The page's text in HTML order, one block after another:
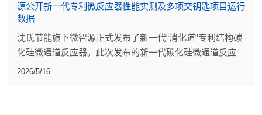
源公开新一代专利微反应器性能实测及多项交钥匙项目运行
数据
沈氏节能旗下微智源正式发布了新一代“消化道”专利结构碳
化硅微通道反应器。此次发布的新一代碳化硅微通道反应
器，是流道设计、材料配方与焊接工艺的系统迭代。
2026/5/16